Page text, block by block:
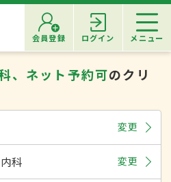
会員登録 ログイン メニュー
、ネット予約可のクリ
変更
科 変更